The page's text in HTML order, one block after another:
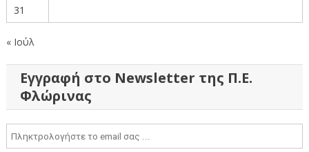
31
« Ιούλ
Εγγραφή στο Newsletter της Π.Ε.
Φλώρινας